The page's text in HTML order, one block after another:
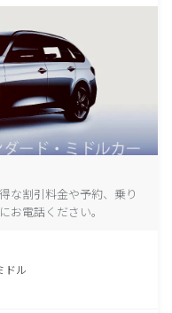
な割引料金や予約、乗り
お電話ください。
ドル